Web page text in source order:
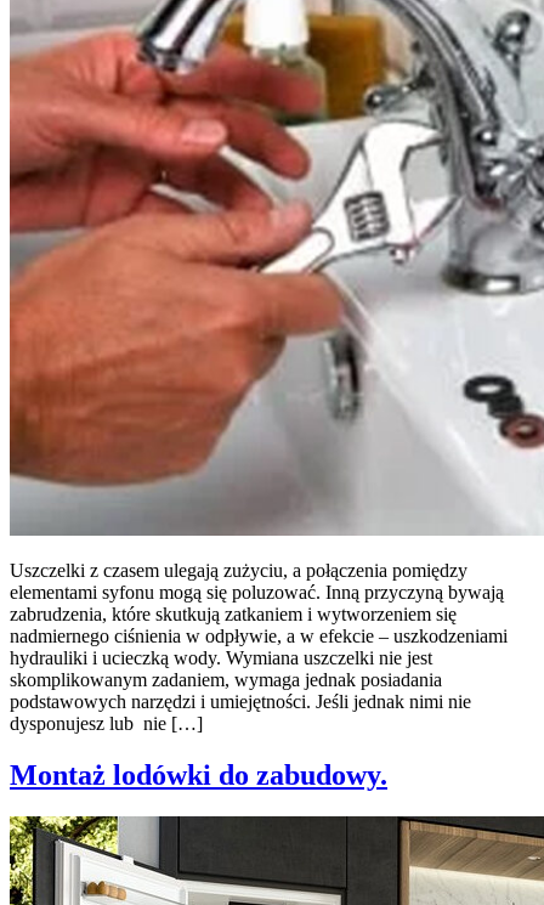
Uszczelki z czasem ulegają zużyciu, a połączenia pomiędzy
elementami syfonu mogą się poluzować. Inną przyczyną bywają
zabrudzenia, które skutkują zatkaniem i wytworzeniem się
nadmiernego ciśnienia w odpływie, a w efekcie – uszkodzeniami
hydrauliki i ucieczką wody. Wymiana uszczelki nie jest
skomplikowanym zadaniem, wymaga jednak posiadania
podstawowych narzędzi i umiejętności. Jeśli jednak nimi nie
dysponujesz lub nie […]
Montaż lodówki do zabudowy.